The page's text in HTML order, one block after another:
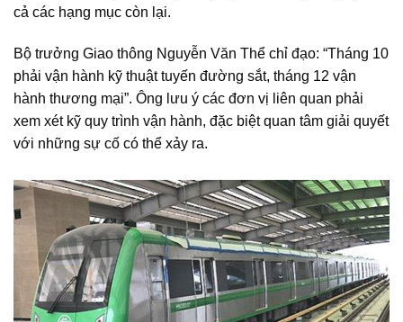
cả các hạng mục còn lại.
Bộ trưởng Giao thông Nguyễn Văn Thể chỉ đạo: “Tháng 10
phải vận hành kỹ thuật tuyến đường sắt, tháng 12 vận
hành thương mại”. Ông lưu ý các đơn vị liên quan phải
xem xét kỹ quy trình vận hành, đặc biệt quan tâm giải quyết
với những sự cố có thể xảy ra.